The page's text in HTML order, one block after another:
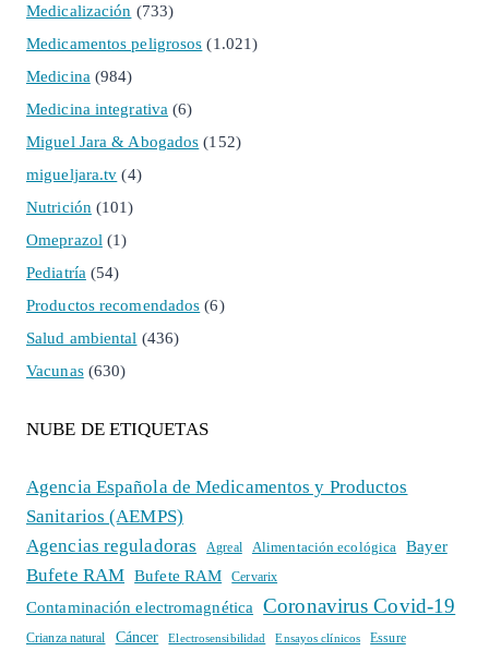
Medicalización (733)
Medicamentos peligrosos (1.021)
Medicina (984)
Medicina integrativa (6)
Miguel Jara & Abogados (152)
migueljara.tv (4)
Nutrición (101)
Omeprazol (1)
Pediatría (54)
Productos recomendados (6)
Salud ambiental (436)
Vacunas(630)
NUBE DE ETIQUETAS
Agencia Española de Medicamentos y Productos
Sanitarios (AEMPS)
Agencias reguladoras
Agreal Alimentación ecológica Bayer
Bufete RAM Bufete RAM Cervarix
Contaminación electromagnética Coronavirus Covid-19
Crianza natural Cáncer Electrosensibilidad Ensayos clínicos Essure